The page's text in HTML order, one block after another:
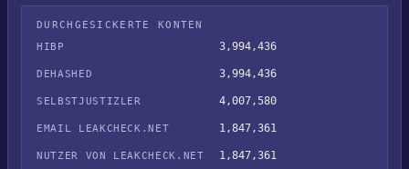
DURCHGESICKERTE KONTEN
HIBP
3,994,436
DEHASHED 3,994,436
SELBSTJUSTIZLER 4,007,580
EMAIL LEAKCHECK.NET 1,847,361
NUTZER VON LEAKCHECK.NET 1,847,361